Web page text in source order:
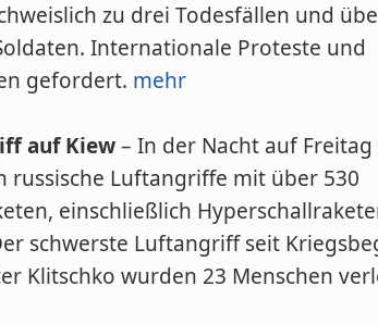
zu drei Todesfällen und
Internationale Proteste und
gefordert. mehr
auf Kiew– In der Nacht auf Freitag
russische Luftangriffe mit über 530
einschließlich
schwerste Luftangriff seit
Klitschko wurden 23 Menschen